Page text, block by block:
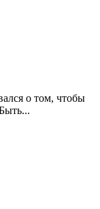
о том, чтобы